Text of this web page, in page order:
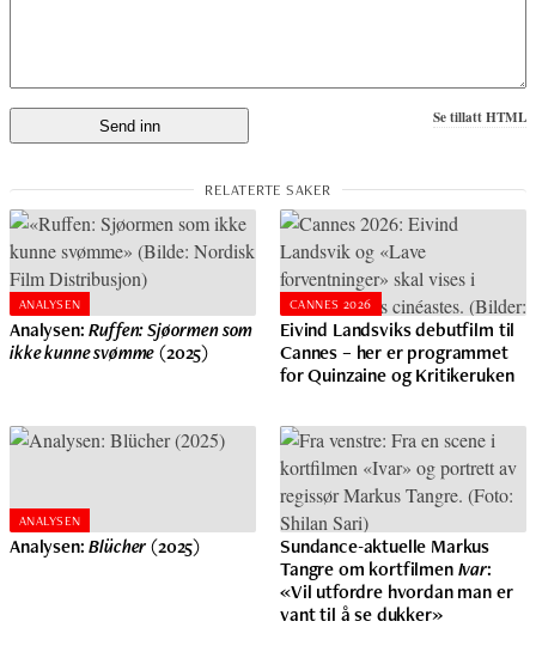
Se tillatt HTML
ANALYSEN
Analysen: Ruffen: Sjøormen som
ikke kunne svømme(2025)
CANNES 2026
Eivind Landsviks debutfilm til
Cannes – her er programmet
for Quinzaine og Kritikeruken
ANALYSEN
Analysen: Blücher(2025)
Sundance-aktuelle Markus
Tangre om kortfilmenIvar:
«Vil utfordre hvordan man er
vant til å se dukker»